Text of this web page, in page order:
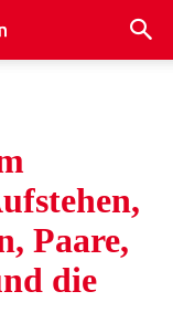
Paare,
die